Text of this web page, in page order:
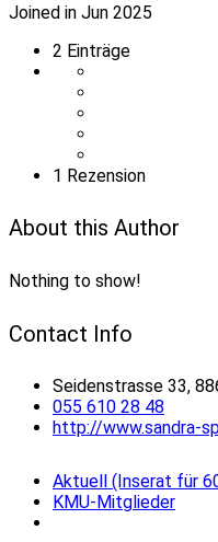
Joined in Jun 2025
2 Einträge
1 Rezension
About this Author
Nothing to show!
Contact Info
Seidenstrasse 33,
055 610 28 48
http://www.sandra-
Aktuell (Inserat für
KMU-Mitglieder